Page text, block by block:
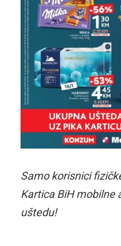
Samo korisnici
Kartica BiH mobilne
uštedu!